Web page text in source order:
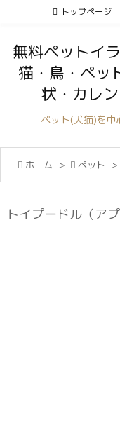
トップページ
無料ペットイ
猫・鳥・ペッ
状・カレ
ペット(犬猫)を中
 ホーム >  ペット >
トイプードル（ア